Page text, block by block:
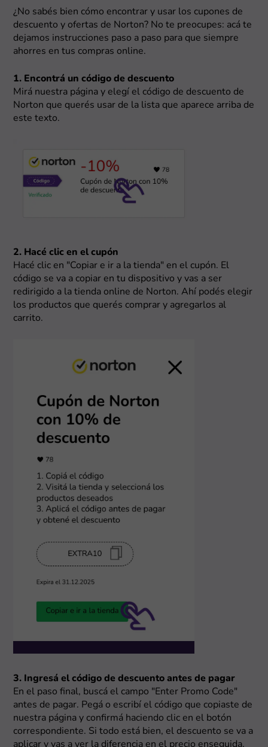
¿No sabés bien cómo encontrar y usar los cupones de
descuento y ofertas de Norton? No te preocupes: acá te
dejamos instrucciones paso a paso para que siempre
ahorres en tus compras online.
1. Encontrá un código de descuento
Mirá nuestra página y elegí el código de descuento de
Norton que querés usar de la lista que aparece arriba de
este texto.
2. Hacé clic en el cupón
Hacé clic en "Copiar e ir a la tienda" en el cupón. El
código se va a copiar en tu dispositivo y vas a ser
redirigido a la tienda online de Norton. Ahí podés elegir
los productos que querés comprar y agregarlos al
carrito.
3. Ingresá el código de descuento antes de pagar
En el paso final, buscá el campo "Enter Promo Code"
antes de pagar. Pegá o escribí el código que copiaste de
nuestra página y confirmá haciendo clic en el botón
correspondiente. Si todo está bien, el descuento se va a
aplicar y vas a ver la diferencia en el precio enseguida.